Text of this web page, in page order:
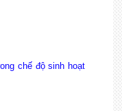
chế độ sinh hoạt